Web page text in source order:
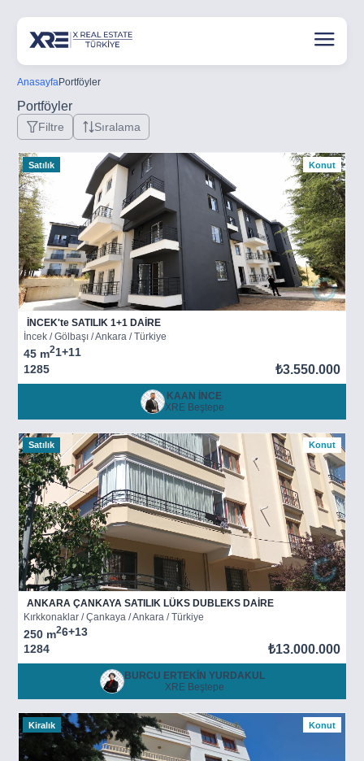
AnasayfaPortföyler
Portföyler
Filtre Sıralama
Satılık Konut
İNCEK'te SATILIK 1+1 DAİRE
İncek / Gölbaşı / Ankara / Türkiye
45 m21+11
1285
₺3.550.000
KAAN İNCE
XRE Beştepe
Satılık Konut
ANKARA ÇANKAYA SATILIK LÜKS DUBLEKS DAİRE
Kırkkonaklar / Çankaya / Ankara / Türkiye
250 m26+13
1284
₺13.000.000
BURCU ERTEKİN YURDAKUL
XRE Beştepe
Kiralık Konut